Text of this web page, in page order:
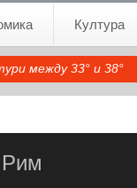
Култура
между 33° и 38°
Рим